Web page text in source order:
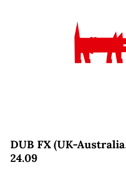
DUB FX (UK-
24.09